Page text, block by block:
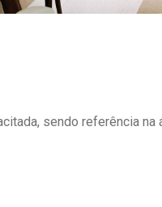
sendo referência na